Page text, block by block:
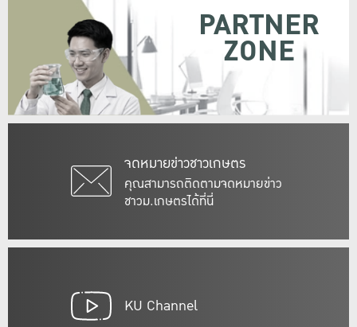
จดหมายข่าวชาวเกษตร
คุณสามารถติดตามจดหมายข่าว
ชาวม.เกษตรได้ที่นี่
PARTNER
ZONE
KU Channel